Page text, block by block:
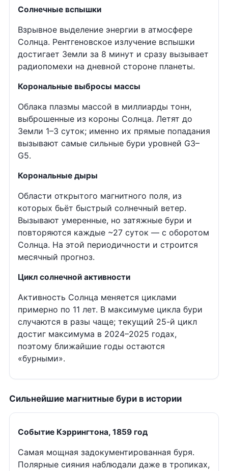
Солнечные вспышки
Взрывное выделение энергии в атмосфере
Солнца. Рентгеновское излучение вспышки
достигает Земли за 8 минут и сразу вызывает
радиопомехи на дневной стороне планеты.
Корональные выбросы массы
Облака плазмы массой в миллиарды тонн,
выброшенные из короны Солнца. Летят до
Земли 1–3 суток; именно их прямые попадания
вызывают самые сильные бури уровней G3–
G5.
Корональные дыры
Области открытого магнитного поля, из
которых бьёт быстрый солнечный ветер.
Вызывают умеренные, но затяжные бури и
повторяются каждые ~27 суток — с оборотом
Солнца. На этой периодичности и строится
месячный прогноз.
Цикл солнечной активности
Активность Солнца меняется циклами
примерно по 11 лет. В максимуме цикла бури
случаются в разы чаще; текущий 25-й цикл
достиг максимума в 2024–2025 годах,
поэтому ближайшие годы остаются
«бурными».
Сильнейшие магнитные бури в истории
Событие Кэррингтона, 1859 год
Самая мощная задокументированная буря.
Полярные сияния наблюдали даже в тропиках,